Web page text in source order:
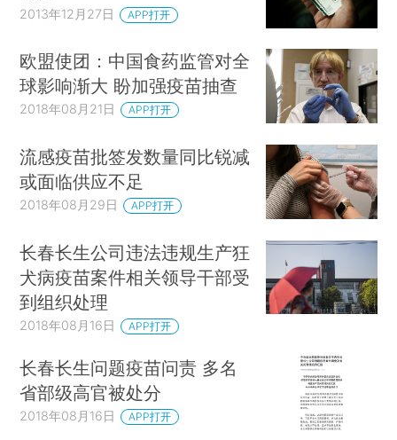
2013年12月27日 APP打开
欧盟使团：中国食药监管对全
球影响渐大 盼加强疫苗抽查
2018年08月21日 APP打开
流感疫苗批签发数量同比锐减
或面临供应不足
2018年08月29日 APP打开
长春长生公司违法违规生产狂
犬病疫苗案件相关领导干部受
到组织处理
2018年08月16日 APP打开
长春长生问题疫苗问责 多名
省部级高官被处分
2018年08月16日 APP打开